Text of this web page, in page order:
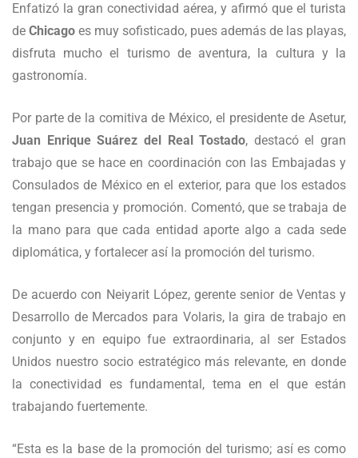
Enfatizó la gran conectividad aérea, y afirmó que el turista
de Chicago es muy sofisticado, pues además de las playas,
disfruta mucho el turismo de aventura, la cultura y la
gastronomía.
Por parte de la comitiva de México, el presidente de Asetur,
Juan Enrique Suárez del Real Tostado, destacó el gran
trabajo que se hace en coordinación con las Embajadas y
Consulados de México en el exterior, para que los estados
tengan presencia y promoción. Comentó, que se trabaja de
la mano para que cada entidad aporte algo a cada sede
diplomática, y fortalecer así la promoción del turismo.
De acuerdo con Neiyarit López, gerente senior de Ventas y
Desarrollo de Mercados para Volaris, la gira de trabajo en
conjunto y en equipo fue extraordinaria, al ser Estados
Unidos nuestro socio estratégico más relevante, en donde
la conectividad es fundamental, tema en el que están
trabajando fuertemente.
“Esta es la base de la promoción del turismo; así es como